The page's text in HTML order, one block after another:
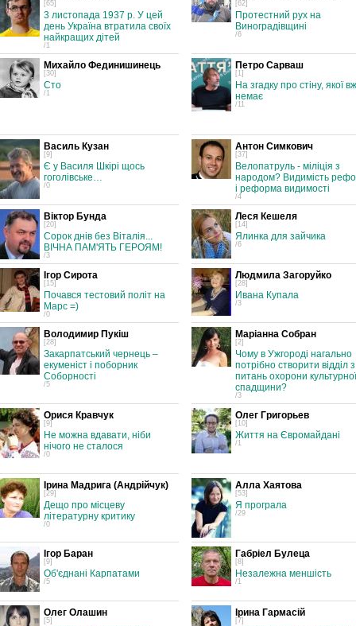
[65]
3 листопада 1937 р. У цей
день Україна втратила своїх
найкращих дітей
/1
[62]
Протестний рух на
Виноградівщині
/6
Михайло Фединишинець
[30]
Сто
/1
Петро Сарваш
[1]
На згадку про стіну, якої
немає
/11
Василь Кузан
[9]
Є у Василя Шкірі щось
гоголівське…
/0
Антон Симкович
[37]
Велопатруль - міліція з
народом? Видимість
і реформа видимості
/4
Віктор Бунда
[20]
Сорок днів без Віталія...
ВІЧНА ПАМ'ЯТЬ ГЕРОЯМ!
/3
Леся Кешеля
[14]
Ялинка для зайчика
/6
Ігор Сирота
[15]
Почався тестовий політ на
Марс =)
/0
Людмила Загоруйко
[28]
Ивана Купала
/3
Володимир Пукіш
[28]
Закарпатський чернець –
екуменіст і поборник
Соборності
/5
Маріанна Собран
[2]
Чому в Ужгороді нагально
потрібно створити відділ з
питань охорони культурної
спадщини?
/3
Орися Кравчук
[9]
Не можна вдавати, ніби
нічого не сталося
/0
Олег Григорьев
[10]
Життя на Євромайдані
/1
Ірина Мадрига (Андрійчук)
[29]
Дещо про місцеву
літературну критику
/0
Алла Хаятова
[53]
Я програла
/29
Ігор Баран
[9]
Об'єднані Карпатами
/5
Габріел Булеца
[8]
Незалежна меншість
/1
Олег Олашин
[5]
Ірина Гармасій
[7]